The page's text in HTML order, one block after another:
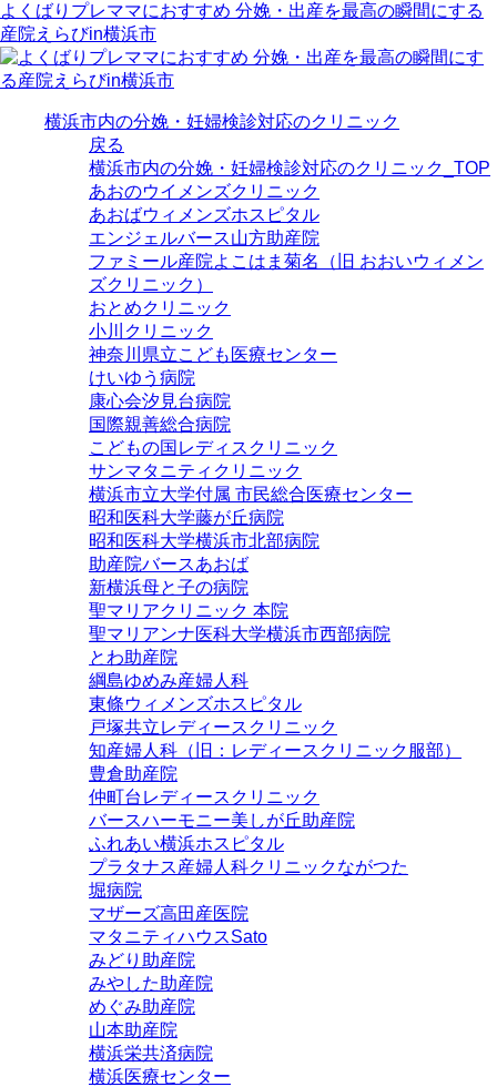
よくばりプレママにおすすめ 分娩・出産を最高の瞬間にする
産院えらびin横浜市
横浜市内の分娩・妊婦検診対応のクリニック
戻る
横浜市内の分娩・妊婦検診対応のクリニック_TOP
あおのウイメンズクリニック
あおばウィメンズホスピタル
エンジェルバース山方助産院
ファミール産院よこはま菊名（旧 おおいウィメン
ズクリニック）
おとめクリニック
小川クリニック
神奈川県立こども医療センター
けいゆう病院
康心会汐見台病院
国際親善総合病院
こどもの国レディスクリニック
サンマタニティクリニック
横浜市立大学付属 市民総合医療センター
昭和医科大学藤が丘病院
昭和医科大学横浜市北部病院
助産院バースあおば
新横浜母と子の病院
聖マリアクリニック 本院
聖マリアンナ医科大学横浜市西部病院
とわ助産院
綱島ゆめみ産婦人科
東條ウィメンズホスピタル
戸塚共立レディースクリニック
知産婦人科（旧：レディースクリニック服部）
豊倉助産院
仲町台レディースクリニック
バースハーモニー美しが丘助産院
ふれあい横浜ホスピタル
プラタナス産婦人科クリニックながつた
堀病院
マザーズ高田産医院
マタニティハウスSato
みどり助産院
みやした助産院
めぐみ助産院
山本助産院
横浜栄共済病院
横浜医療センター